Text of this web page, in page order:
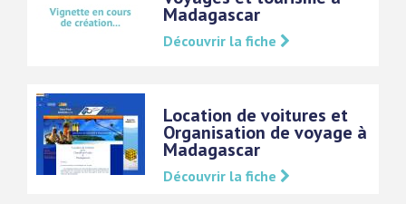
Madagascar
Découvrir la fiche
Location de voitures et
Organisation de voyage à
Madagascar
Découvrir la fiche